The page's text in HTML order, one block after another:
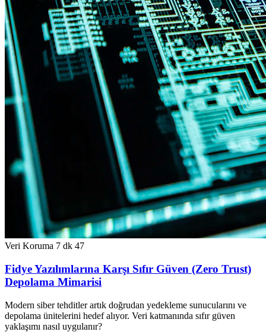
Veri Koruma 7 dk 47
Fidye Yazılımlarına Karşı Sıfır Güven (Zero Trust)
Depolama Mimarisi
Modern siber tehditler artık doğrudan yedekleme sunucularını ve
depolama ünitelerini hedef alıyor. Veri katmanında sıfır güven
yaklaşımı nasıl uygulanır?